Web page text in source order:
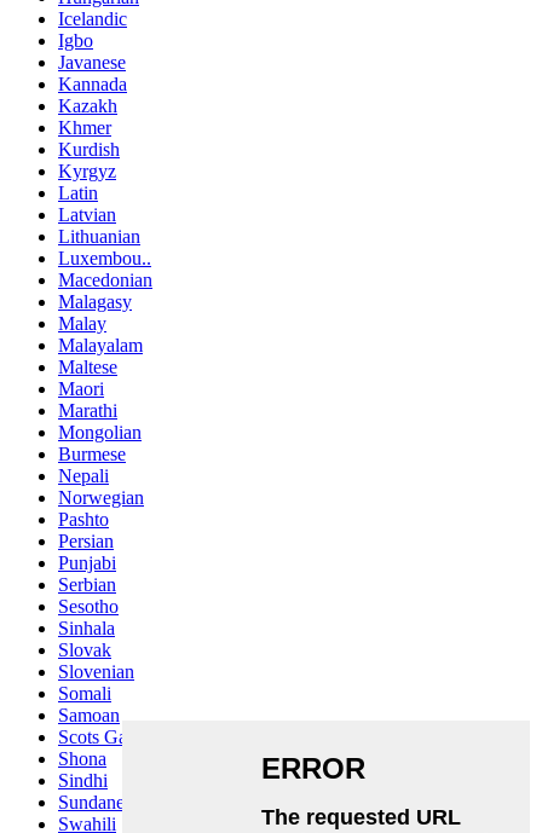
Icelandic
Igbo
Javanese
Kannada
Kazakh
Khmer
Kurdish
Kyrgyz
Latin
Latvian
Lithuanian
Luxembou..
Macedonian
Malagasy
Malay
Malayalam
Maltese
Maori
Marathi
Mongolian
Burmese
Nepali
Norwegian
Pashto
Persian
Punjabi
Serbian
Sesotho
Sinhala
Slovak
Slovenian
Somali
Samoan
Scots Gaelic
Shona
Sindhi
Sundanese
Swahili